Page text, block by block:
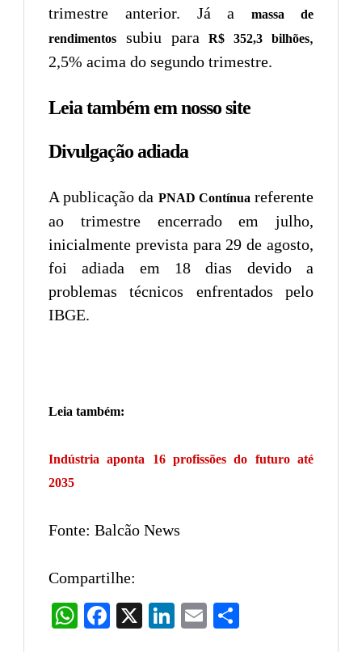
trimestre anterior. Já amassa de
rendimentos
subiu paraR$ 352,3 bilhões,
2,5% acima do segundo trimestre.
Leia também em nosso site
Divulgação adiada
A publicação da PNAD Contínua referente
ao trimestre encerrado em julho,
inicialmente prevista para 29 de agosto,
foi adiada em 18 dias devido a
problemas técnicos enfrentados pelo
IBGE.
Leia também:
Indústria aponta 16 profissões do futuro até
2035
Fonte: Balcão News
Compartilhe:
WhatsAppFacebook LinkedIn
Email